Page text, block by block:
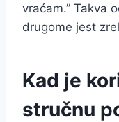
vraćam.” Takva
drugome jest
Kad je
stručnu